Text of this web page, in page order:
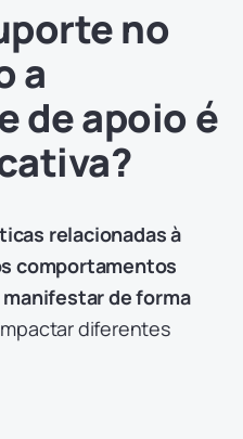
no
a
de apoio é
relacionadas à
comportamentos
de forma
diferentes